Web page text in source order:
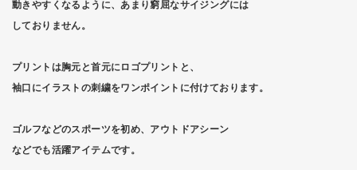
動きやすくなるように、あまり窮屈なサイジングには
しておりません。
プリントは胸元と首元にロゴプリントと、
袖口にイラストの刺繍をワンポイントに付けております。
ゴルフなどのスポーツを初め、アウトドアシーン
などでも活躍アイテムです。